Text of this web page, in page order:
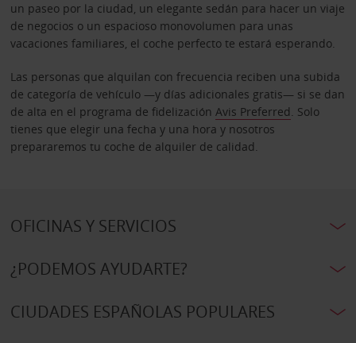
un paseo por la ciudad, un elegante sedán para hacer un viaje
de negocios o un espacioso monovolumen para unas
vacaciones familiares, el coche perfecto te estará esperando.
Las personas que alquilan con frecuencia reciben una subida
de categoría de vehículo —y días adicionales gratis— si se dan
de alta en el programa de fidelización Avis Preferred. Solo
tienes que elegir una fecha y una hora y nosotros
prepararemos tu coche de alquiler de calidad.
OFICINAS Y SERVICIOS
¿PODEMOS AYUDARTE?
CIUDADES ESPAÑOLAS POPULARES